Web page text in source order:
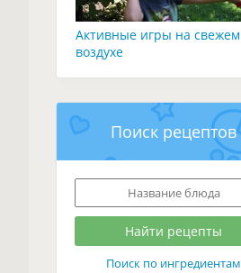
Активные игры на свежем
воздухе
Поиск рецептов
Поиск по ингредиентам